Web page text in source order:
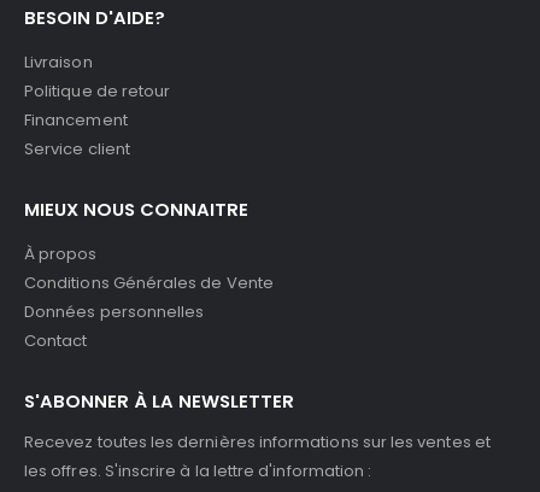
BESOIN D'AIDE?
Livraison
Politique de retour
Financement
Service client
MIEUX NOUS CONNAITRE
À propos
Conditions Générales de Vente
Données personnelles
Contact
S'ABONNER À LA NEWSLETTER
Recevez toutes les dernières informations sur les ventes et
les offres. S'inscrire à la lettre d'information :